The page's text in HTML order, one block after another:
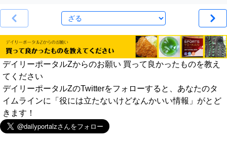
デイリーポータルZからのお願い 買って良かったものを教え
てください
デイリーポータルZのTwitterをフォローすると、あなたのタ
イムラインに「役には立たないけどなんかいい情報」がとど
きます！